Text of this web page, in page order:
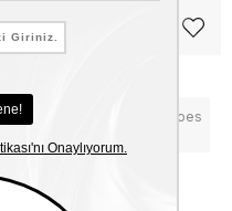
Notify me when the price goes